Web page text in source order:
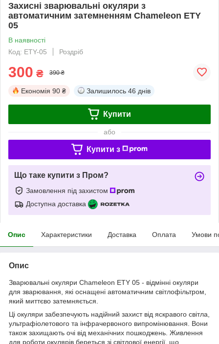
Захисні зварювальні окуляри з
автоматичним затемненням Chameleon ETY
05
В наявності
Код: ETY-05
Роздріб
300 ₴ 390 ₴
Економія 90 ₴ Залишилось 46 днів
Купити
або
Купити з
Що таке купити з Пром?
Замовлення під захистом
Доступна доставка
Опис Характеристики Доставка Оплата Умови
Опис
Зварювальні окуляри Chameleon ETY 05 - відмінні окуляри
для зварювання, які оснащені автоматичним світлофільтром,
який миттєво затемняється.
Ці окуляри забезпечують надійний захист від яскравого світла,
ультрафіолетового та інфрачервоного випромінювання. Вони
також захищають очі від механічних пошкоджень. Живлення
для роботи окулярів береться зі світлової енергії, що